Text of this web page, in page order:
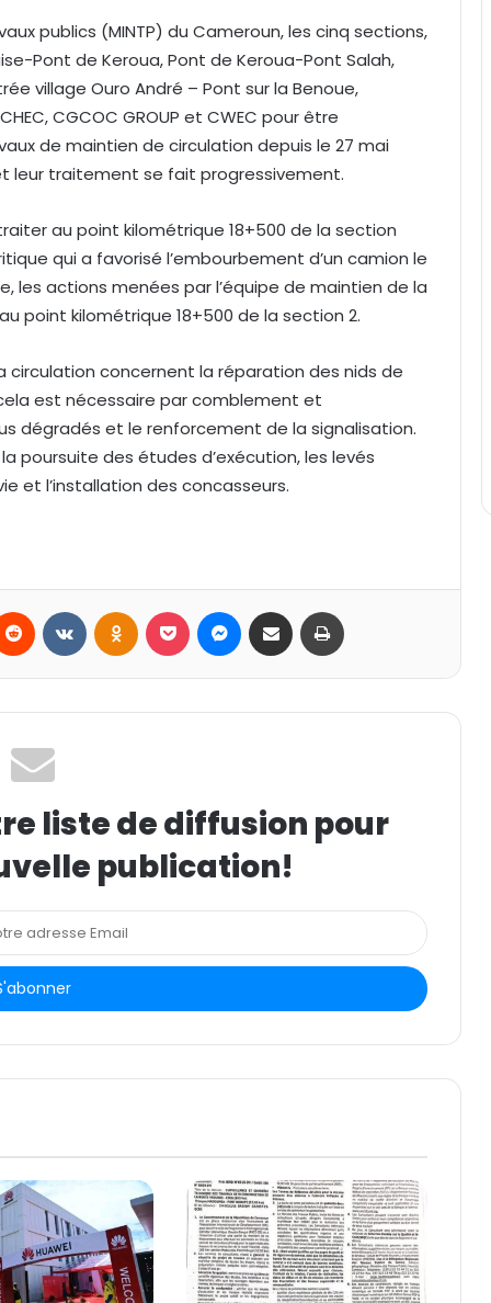
publics (MINTP) du Cameroun, les cinq sections,
Pont de Keroua, Pont de Keroua-Pont Salah,
village Ouro André – Pont sur la Benoue,
CGCOC GROUP et CWEC pour être
de maintien de circulation depuis le 27 mai
leur traitement se fait progressivement.
au point kilométrique 18+500 de la section
qui a favorisé l’embourbement d’un camion le
les actions menées par l’équipe de maintien de la
point kilométrique 18+500 de la section 2.
concernent la réparation des nids de
est nécessaire par comblement et
dégradés et le renforcement de la signalisation.
poursuite des études d’exécution, les levés
et l’installation des concasseurs.
liste de diffusion pour
publication!